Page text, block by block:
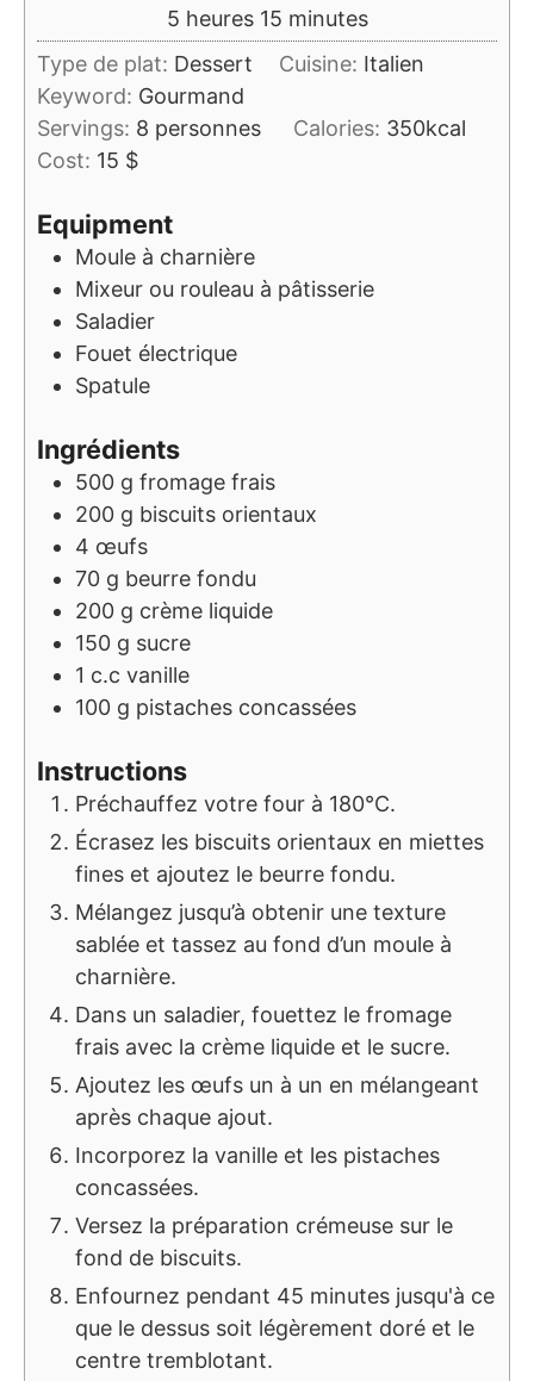
5heures
heures 15minutes
minutes
Type de plat: Dessert Cuisine: Italien
Keyword: Gourmand
Servings: 8 personnes Calories: 350kcal
Cost: 15 $
Equipment
Moule à charnière
Mixeur ou rouleau à pâtisserie
Saladier
Fouet électrique
Spatule
Ingrédients
500 g fromage frais
200 g biscuits orientaux
4 œufs
70 g beurre fondu
200 g crème liquide
150 g sucre
1 c.c vanille
100 g pistaches concassées
Instructions
Préchauffez votre four à 180°C.
Écrasez les biscuits orientaux en miettes
fines et ajoutez le beurre fondu.
Mélangez jusqu’à obtenir une texture
sablée et tassez au fond d’un moule à
charnière.
Dans un saladier, fouettez le fromage
frais avec la crème liquide et le sucre.
Ajoutez les œufs un à un en mélangeant
après chaque ajout.
Incorporez la vanille et les pistaches
concassées.
Versez la préparation crémeuse sur le
fond de biscuits.
Enfournez pendant 45 minutes jusqu'à ce
que le dessus soit légèrement doré et le
centre tremblotant.